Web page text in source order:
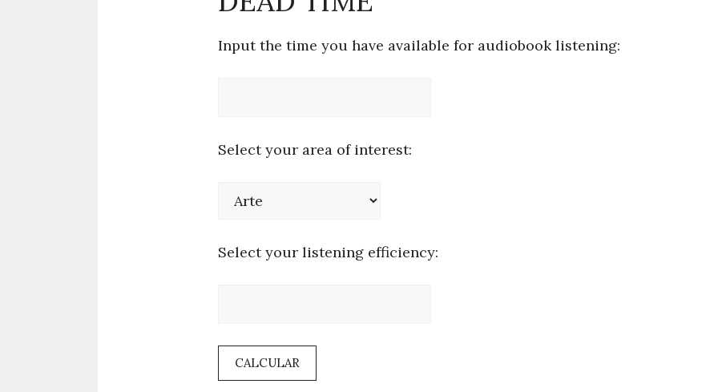
Input the time you have available for audiobook listening:
Select your area of interest:
Select your listening efficiency:
CALCULAR